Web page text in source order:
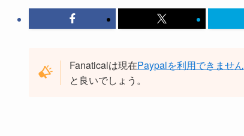
Fanaticalは現在Paypalを利用できません
と良いでしょう。